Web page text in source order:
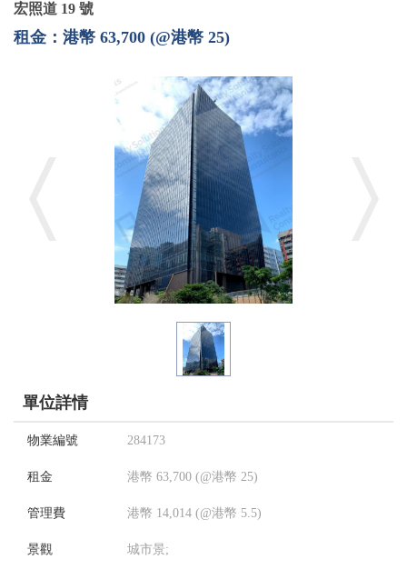
宏照道 19 號
租金：港幣 63,700 (@港幣 25)
單位詳情
物業編號 284173
租金 港幣 63,700 (@港幣 25)
管理費 港幣 14,014 (@港幣 5.5)
景觀 城市景;